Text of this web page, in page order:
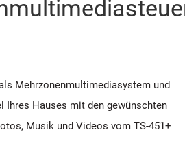
Mehrzonenmultimediasystem und
Ihres Hauses mit den gewünschten
Musik und Videos vom TS-451+